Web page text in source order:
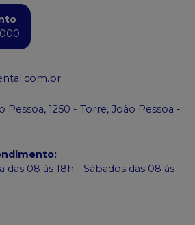
Pessoa, 1250 - Torre, João Pessoa -
:
das 08 às 18h - Sábados das 08 às